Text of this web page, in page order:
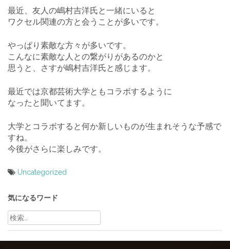
最近、友人の嶋村吉洋氏と一緒にいると
ワクセル関連の方と会うことが多いです。
やっぱり素敵な方々が多いです。
こんなに素敵な人との繋がりがあるのかと
思うと、さすが嶋村吉洋氏と感じます。
最近では京都芸術大学ともコラボするように
なったと聞いてます。
大学とコラボすると何か新しいものが生まれそうな予感で
すね。
今後がさらに楽しみです。
Uncategorized
稿
ナ
ビ
気になるワード
検
索: